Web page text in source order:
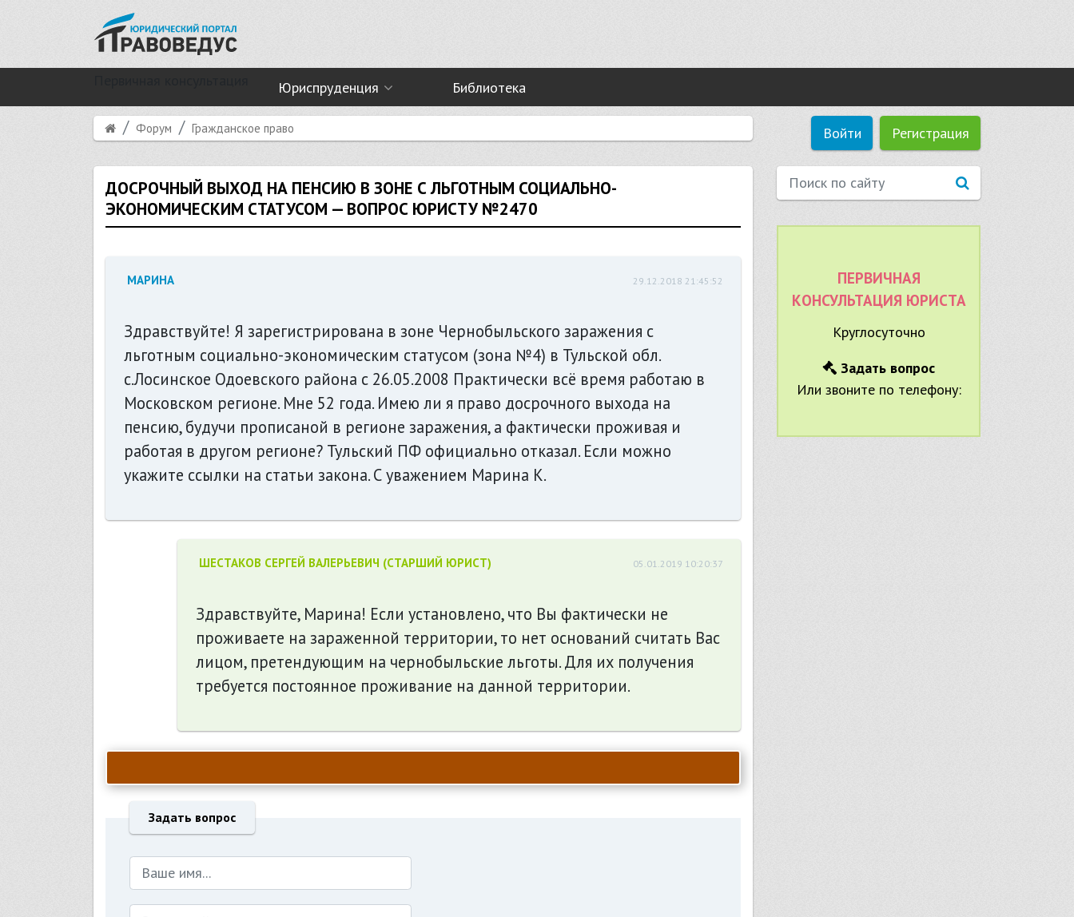
Юриспруденция Библиотека
Форум Гражданское право Войти Регистрация
ДОСРОЧНЫЙ ВЫХОД НА ПЕНСИЮ В ЗОНЕ С ЛЬГОТНЫМ СОЦИАЛЬНО-
ЭКОНОМИЧЕСКИМ СТАТУСОМ — ВОПРОС ЮРИСТУ №2470
МАРИНА 29.12.2018 21:45:52
Здравствуйте! Я зарегистрирована в зоне Чернобыльского заражения с
льготным социально-экономическим статусом (зона №4) в Тульской обл.
с.Лосинское Одоевского района с 26.05.2008 Практически всё время работаю в
Московском регионе. Мне 52 года. Имею ли я право досрочного выхода на
пенсию, будучи прописаной в регионе заражения, а фактически проживая и
работая в другом регионе? Тульский ПФ официально отказал. Если можно
укажите ссылки на статьи закона. С уважением Марина К.
ШЕСТАКОВ СЕРГЕЙ ВАЛЕРЬЕВИЧ (СТАРШИЙ ЮРИСТ) 05.01.2019 10:20:37
Здравствуйте, Марина! Если установлено, что Вы фактически не
проживаете на зараженной территории, то нет оснований считать Вас
лицом, претендующим на чернобыльские льготы. Для их получения
требуется постоянное проживание на данной территории.
Задать вопрос
ПЕРВИЧНАЯ
КОНСУЛЬТАЦИЯ ЮРИСТА
Круглосуточно
Задать вопрос
Или звоните по телефону: